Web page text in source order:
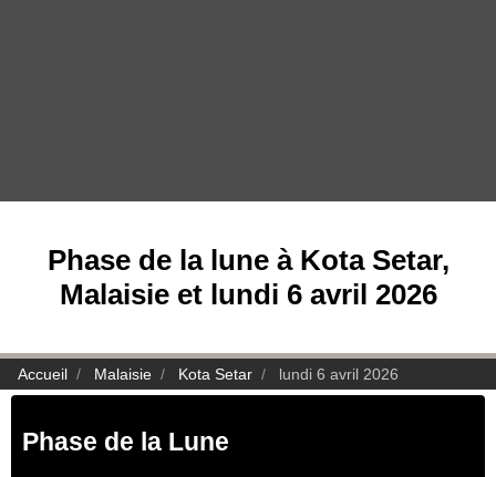
Phase de la lune à Kota Setar,
Malaisie et lundi 6 avril 2026
Accueil Malaisie Kota Setar lundi 6 avril 2026
Phase de la Lune